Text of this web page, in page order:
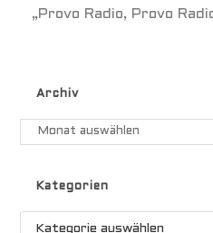
„Provo Radio, Provo
Archiv
Kategorien